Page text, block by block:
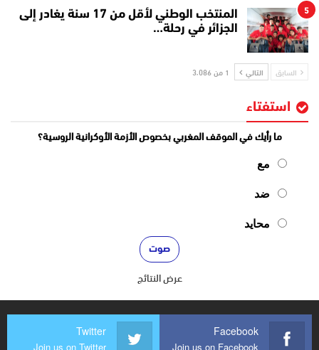
5
المنتخب الوطني لأقل من 17 سنة يغادر إلى
الجزائر في رحلة…
السابق التالي 1 من 3٬086
استفتاء
ما رأيك في الموقف المغربي بخصوص الأزمة الأوكرانية الروسية؟
مع
ضد
محايد
عرض النتائج
Facebook
Join us on Facebook
Twitter
Join us on Twitter